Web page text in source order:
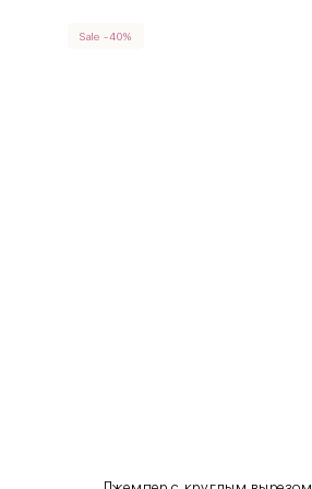
Sale -40%